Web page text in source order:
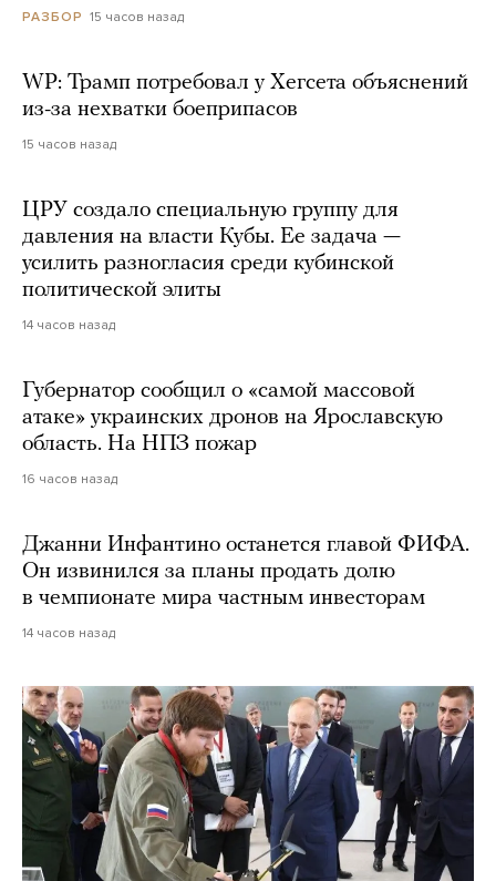
РАЗБОР 15 часов назад
WP: Трамп потребовал у Хегсета объяснений
из-за нехватки боеприпасов
15 часов назад
ЦРУ создало специальную группу для
давления на власти Кубы. Ее задача —
усилить разногласия среди кубинской
политической элиты
14 часов назад
Губернатор сообщил о «самой массовой
атаке» украинских дронов на Ярославскую
область. На НПЗ пожар
16 часов назад
Джанни Инфантино останется главой ФИФА.
Он извинился за планы продать долю
в чемпионате мира частным инвесторам
14 часов назад